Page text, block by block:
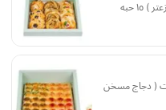
حبه
( دجاج مسخن